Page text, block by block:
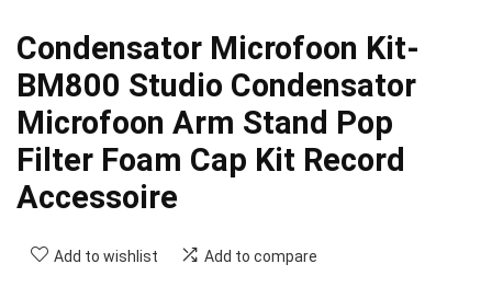
Condensator Microfoon Kit-
BM800 Studio Condensator
Microfoon Arm Stand Pop
Filter Foam Cap Kit Record
Accessoire
Add to wishlist Add to compare